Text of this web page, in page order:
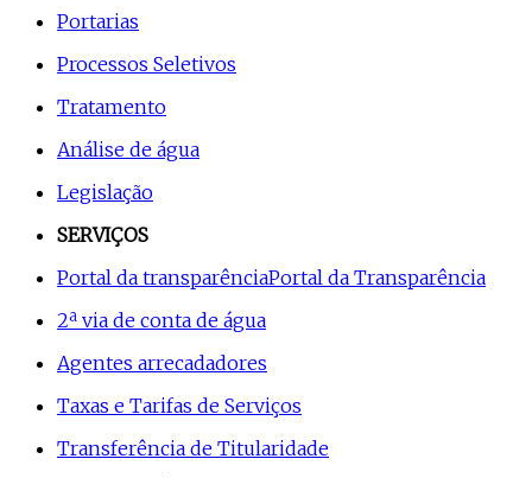
Portarias
Processos Seletivos
Tratamento
Análise de água
Legislação
SERVIÇOS
Portal da transparênciaPortal da Transparência
2ª via de conta de água
Agentes arrecadadores
Taxas e Tarifas de Serviços
Transferência de Titularidade